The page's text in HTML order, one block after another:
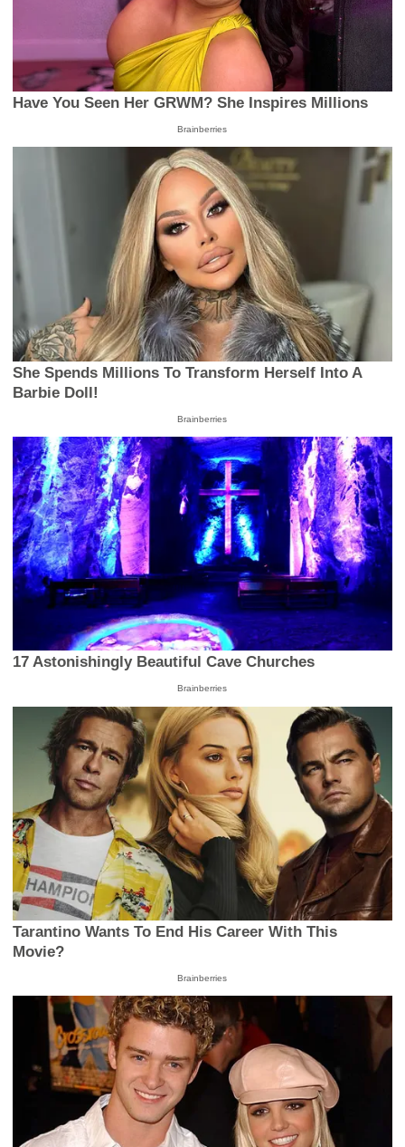
Have You Seen Her GRWM? She Inspires Millions
Brainberries
She Spends Millions To Transform Herself Into A
Barbie Doll!
Brainberries
17 Astonishingly Beautiful Cave Churches
Brainberries
Tarantino Wants To End His Career With This
Movie?
Brainberries